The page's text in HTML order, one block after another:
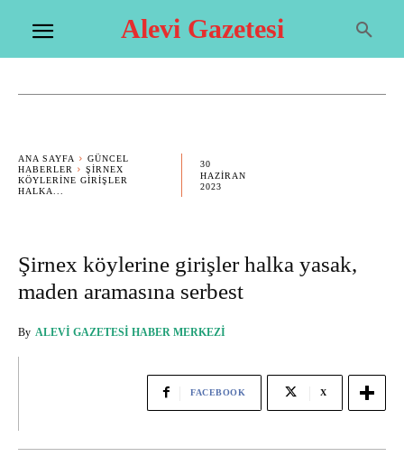
Alevi Gazetesi
ANA SAYFA
GÜNCEL
HABERLER
ŞIRNEX
KÖYLERINE GIRIŞLER
HALKA...
30
HAZIRAN
2023
Şirnex köylerine girişler halka yasak,
maden aramasına serbest
By ALEVI GAZETESI HABER MERKEZI
FACEBOOK X